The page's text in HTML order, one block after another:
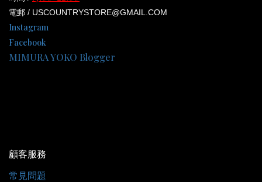
電郵 / USCOUNTRYSTORE@GMAIL.COM
Instagram
Facebook
MIMURA YOKO Blogger
顧客服務
常見問題